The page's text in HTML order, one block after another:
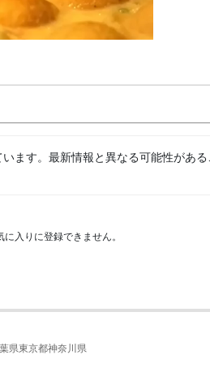
ます。最新情報と異なる可能性があ
入りに登録できません。
県東京都神奈川県